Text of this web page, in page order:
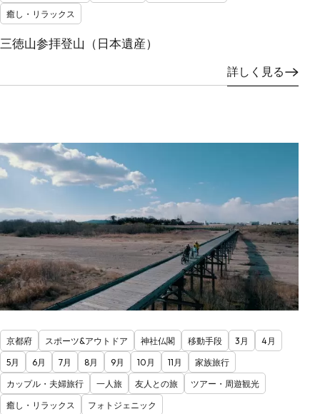
癒し・リラックス
三徳山参拝登山（日本遺産）
詳しく見る
京都府 スポーツ&アウトドア 神社仏閣 移動手段 3月
4月
5月
6月 7月 8月 9月 10月 11月
家族旅行
カップル・夫婦旅行
一人旅 友人との旅
ツアー・周遊観光
癒し・リラックス
フォトジェニック